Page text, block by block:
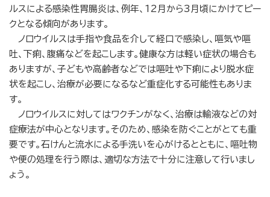
ルスによる感染性胃腸炎は、例年、12月から3月頃にかけてピー
クとなる傾向があります。
ノロウイルスは手指や食品を介して経口で感染し、嘔気や嘔
吐、下痢、腹痛などを起こします。健康な方は軽い症状の場合も
ありますが、子どもや高齢者などでは嘔吐や下痢により脱水症
状を起こし、治療が必要になるなど重症化する可能性もありま
す。
ノロウイルスに対してはワクチンがなく、治療は輸液などの対
症療法が中心となります。そのため、感染を防ぐことがとても重
要です。石けんと流水による手洗いを心がけるとともに、嘔吐物
や便の処理を行う際は、適切な方法で十分に注意して行いまし
ょう。